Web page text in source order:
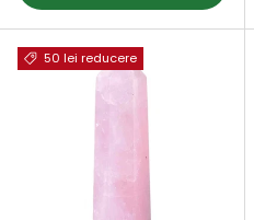
50 lei reducere